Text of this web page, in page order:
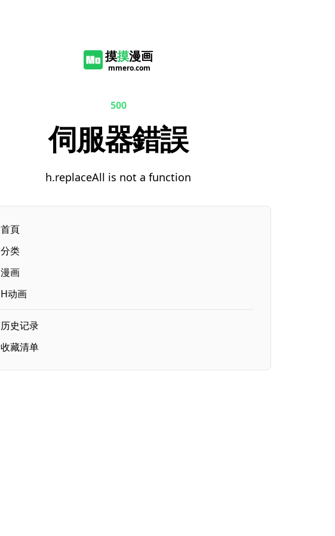
摸摸漫画
mmero.com
500
伺服器錯誤
h.replaceAll is not a function
首頁
分类
漫画
H动画
历史记录
收藏清单